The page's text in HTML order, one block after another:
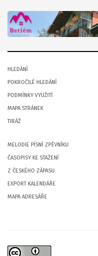
HLEDÁNÍ
POKROČILÉ HLEDÁNÍ
PODMÍNKY VYUŽITÍ
MAPA STRÁNEK
TIRÁŽ
MELODIE PÍSNÍ ZPĚVNÍKU
ČASOPISY KE STAŽENÍ
Z ČESKÉHO ZÁPASU
EXPORT KALENDÁŘE
MAPA ADRESÁŘE